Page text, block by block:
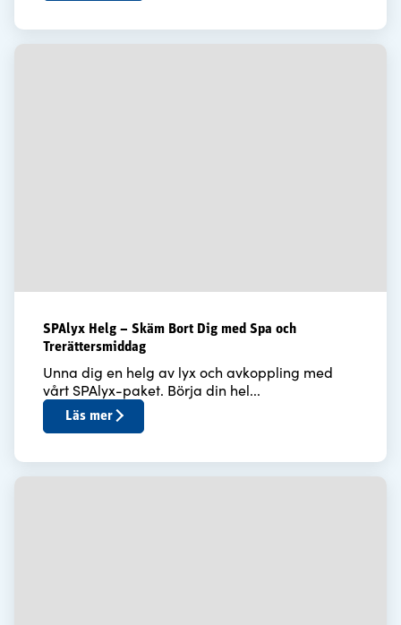
SPAlyx Helg – Skäm Bort Dig med Spa och
Trerättersmiddag
Unna dig en helg av lyx och avkoppling med
vårt SPAlyx-paket. Börja din hel...
Läs mer